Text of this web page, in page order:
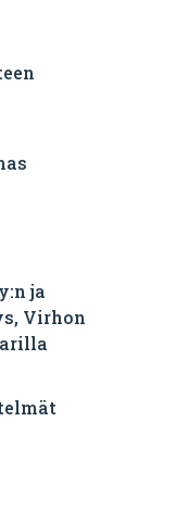
ja
Virhon